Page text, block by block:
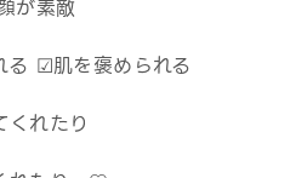
が素敵
る ☑肌を褒められる
くれたり